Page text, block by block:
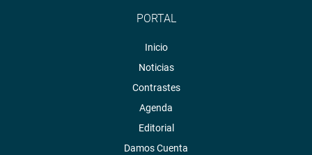
PORTAL
Inicio
Noticias
Contrastes
Agenda
Editorial
Damos Cuenta